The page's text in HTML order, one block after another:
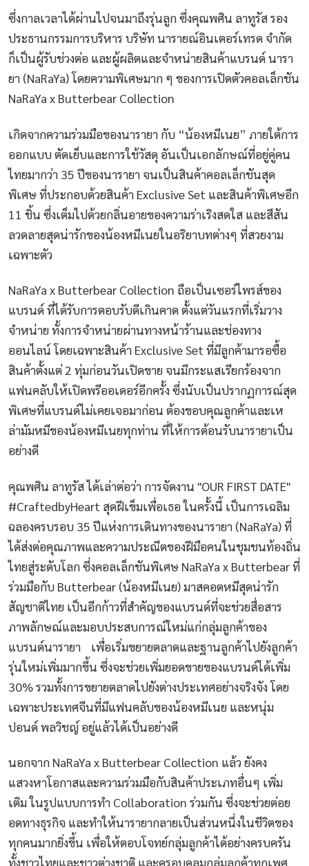
ซึ่งกาลเวลาได้ผ่านไปจนมาถึงรุ่นลูก ซึ่งคุณพศิน ลาทูรัส รอง
ประธานกรรมการบริหาร บริษัท นารายณ์อินเตอร์เทรด จำกัด
ก็เป็นผู้รับช่วงต่อ และผู้ผลิตและจำหน่ายสินค้าแบรนด์ นารา
ยา (NaRaYa) โดยความพิเศษมาก ๆ ของการเปิดตัวคอลเล็กชัน
NaRaYa x Butterbear Collection
เกิดจากความร่วมมือของนารายา กับ “น้องหมีเนย” ภายใต้การ
ออกแบบ ตัดเย็บและการใช้วัสดุ อันเป็นเอกลักษณ์ที่อยู่คู่คน
ไทยมากว่า 35 ปีของนารายา จนเป็นสินค้าคอลเล็กชันสุด
พิเศษ ที่ประกอบด้วยสินค้า Exclusive Set และสินค้าพิเศษอีก
11 ชิ้น ซึ่งเต็มไปด้วยกลิ่นอายของความร่าเริงสดใส และสีสัน
ลวดลายสุดน่ารักของน้องหมีเนยในอริยาบทต่างๆ ที่สวยงาม
เฉพาะตัว
NaRaYa x Butterbear Collection ถือเป็นเซอร์ไพรส์ของ
แบรนด์ ที่ได้รับการตอบรับดีเกินคาด ตั้งแต่วันแรกที่เริ่มวาง
จำหน่าย ทั้งการจำหน่ายผ่านทางหน้าร้านและช่องทาง
ออนไลน์ โดยเฉพาะสินค้า Exclusive Set ที่มีลูกค้ามารอซื้อ
สินค้าตั้งแต่ 2 ทุ่มก่อนวันเปิดขาย จนมีกระแสเรียกร้องจาก
แฟนคลับให้เปิดพรีออเดอร์อีกครั้ง ซึ่งนับเป็นปรากฏการณ์สุด
พิเศษที่แบรนด์ไม่เคยเจอมาก่อน ต้องขอบคุณลูกค้าและเห
ล่ามัมหมีของน้องหมีเนยทุกท่าน ที่ให้การต้อนรับนารายาเป็น
อย่างดี
คุณพศิน ลาทูรัส ได้เล่าต่อว่า การจัดงาน "OUR FIRST DATE"
#CraftedbyHeart สุดฝีเข็มเพื่อเธอ ในครั้งนี้ เป็นการเฉลิม
ฉลองครบรอบ 35 ปีแห่งการเดินทางของนารายา (NaRaYa) ที่
ได้ส่งต่อคุณภาพและความประณีตของฝีมือคนในชุมชนท้องถิ่น
ไทยสู่ระดับโลก ซึ่งคอลเล็กชันพิเศษ NaRaYa x Butterbear ที่
ร่วมมือกับ Butterbear (น้องหมีเนย) มาสคอตหมีสุดน่ารัก
สัญชาติไทย เป็นอีกก้าวที่สำคัญของแบรนด์ที่จะช่วยสื่อสาร
ภาพลักษณ์และมอบประสบการณ์ใหม่แก่กลุ่มลูกค้าของ
แบรนด์นารายา เพื่อเริ่มขยายตลาดและฐานลูกค้าไปยังลูกค้า
รุ่นใหม่เพิ่มมากขึ้น ซึ่งจะช่วยเพิ่มยอดขายของแบรนด์ได้เพิ่ม
30% รวมทั้งการขยายตลาดไปยังต่างประเทศอย่างจริงจัง โดย
เฉพาะประเทศจีนที่มีแฟนคลับของน้องหมีเนย และหนุ่ม
ปอนด์ พลวิชญ์ อยู่แล้วได้เป็นอย่างดี
นอกจาก NaRaYa x Butterbear Collection แล้ว ยังคง
แสวงหาโอกาสและความร่วมมือกับสินค้าประเภทอื่นๆ เพิ่ม
เติม ในรูปแบบการทำ Collaboration ร่วมกัน ซึ่งจะช่วยต่อย
อดทางธุรกิจ และทำให้นารายากลายเป็นส่วนหนึ่งในชีวิตของ
ทุกคนมากยิ่งขึ้น เพื่อให้ตอบโจทย์กลุ่มลูกค้าได้อย่างครบครัน
ทั้งชาวไทยและชาวต่างชาติ และครอบคลุมกลุ่มลูกค้าทุกเพศ